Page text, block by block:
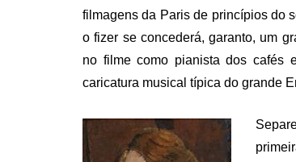
filmagens da Paris de princípios do
o fizer se concederá, garanto, um
no filme como pianista dos cafés
caricatura musical típica do grande